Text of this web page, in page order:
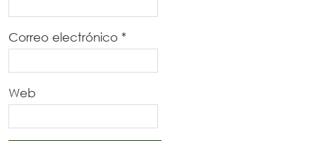
Correo electrónico *
Web